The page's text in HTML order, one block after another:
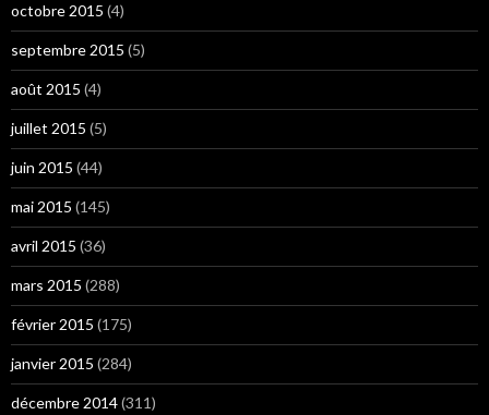
octobre 2015 (4)
septembre 2015 (5)
août 2015 (4)
juillet 2015 (5)
juin 2015 (44)
mai 2015 (145)
avril 2015 (36)
mars 2015 (288)
février 2015 (175)
janvier 2015 (284)
décembre 2014(311)